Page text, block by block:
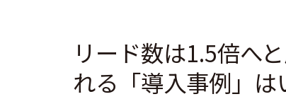
リード数は1.5倍へ
れる「導入事例」は